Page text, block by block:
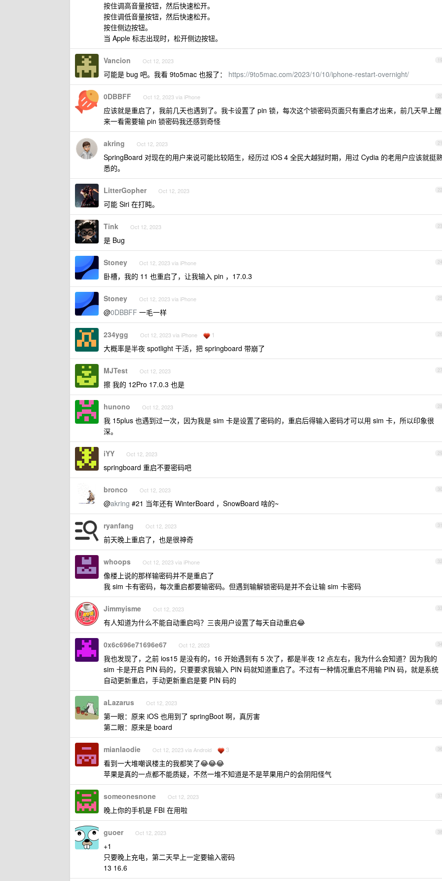
按住调高音量按钮，然后快速松开。
按住调低音量按钮，然后快速松开。
按住侧边按钮。
当 Apple 标志出现时，松开侧边按钮。
19
Vancion Oct 12, 2023
可能是 bug 吧。我看 9to5mac 也报了： https://9to5mac.com/2023/10/10/iphone-restart-overnight/
20
0DBBFF Oct 12, 2023 via iPhone
应该就是重启了，我前几天也遇到了。我卡设置了 pin 锁，每次这个锁密码页面只有重启才出来，前几天早上醒
来一看需要输 pin 锁密码我还感到奇怪
21
akring Oct 12, 2023
SpringBoard 对现在的用户来说可能比较陌生，经历过 iOS 4 全民大越狱时期，用过 Cydia 的老用户应该就挺
悉的。
22
LitterGopher Oct 12, 2023
可能 Siri 在打盹。
23
Tink Oct 12, 2023
是 Bug
24
Stoney Oct 12, 2023 via iPhone
卧槽，我的 11 也重启了，让我输入 pin ，17.0.3
25
Stoney Oct 12, 2023 via iPhone
@0DBBFF 一毛一样
26
234ygg Oct 12, 2023 via iPhone 1
大概率是半夜 spotlight 干活，把 springboard 带崩了
27
MJTest Oct 12, 2023
擦 我的 12Pro 17.0.3 也是
28
hunono Oct 12, 2023
我 15plus 也遇到过一次，因为我是 sim 卡是设置了密码的，重启后得输入密码才可以用 sim 卡，所以印象很
深。
29
iYY Oct 12, 2023
springboard 重启不要密码吧
30
bronco Oct 12, 2023
@akring #21 当年还有 WinterBoard ，SnowBoard 啥的~
31
ryanfang Oct 12, 2023
前天晚上重启了，也是很神奇
32
whoops Oct 12, 2023 via iPhone
像楼上说的那样输密码并不是重启了
我 sim 卡有密码，每次重启都要输密码。但遇到输解锁密码是并不会让输 sim 卡密码
33
Jimmyisme Oct 12, 2023
有人知道为什么不能自动重启吗？三丧用户设置了每天自动重启😂
34
0x6c696e71696e67 Oct 12, 2023
我也发现了，之前 ios15 是没有的，16 开始遇到有 5 次了，都是半夜 12 点左右，我为什么会知道？因为我的
sim 卡是开启 PIN 码的，只要要求我输入 PIN 码就知道重启了。不过有一种情况重启不用输 PIN 码，就是系统
自动更新重启，手动更新重启是要 PIN 码的
35
aLazarus Oct 12, 2023
第一眼：原来 iOS 也用到了 springBoot 啊，真厉害
第二眼：原来是 board
36
mianlaodie Oct 12, 2023 via Android 3
看到一大堆嘲讽楼主的我都笑了😂😂😂
苹果是真的一点都不能质疑，不然一堆不知道是不是苹果用户的会阴阳怪气
37
someonesnone Oct 12, 2023
晚上你的手机是 FBI 在用啦
38
guoer Oct 12, 2023
+1
只要晚上充电，第二天早上一定要输入密码
13 16.6